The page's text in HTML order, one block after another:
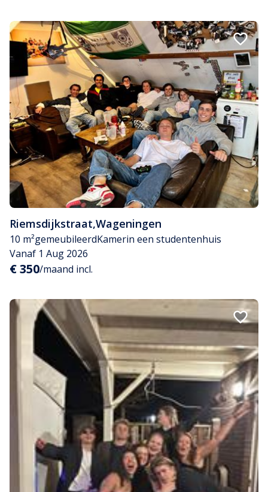
Riemsdijkstraat,Wageningen
10 m²gemeubileerdKamerin een studentenhuis
Vanaf 1 Aug 2026
€ 350/maand incl.